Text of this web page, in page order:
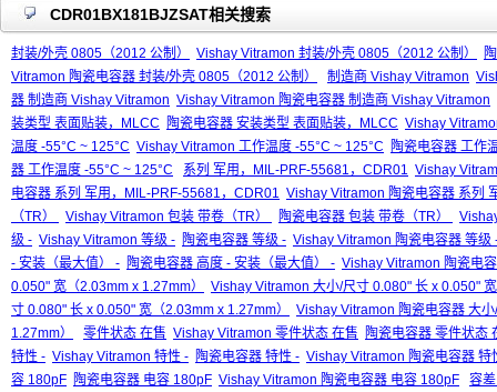
CDR01BX181BJZSAT相关搜索
封装/外壳 0805（2012 公制） Vishay Vitramon 封装/外壳 0805（2012 公制）
Vitramon 陶瓷电容器 封装/外壳 0805（2012 公制）
制造商 Vishay Vitramon
器 制造商 Vishay Vitramon Vishay Vitramon 陶瓷电容器 制造商 Vishay Vitramon
装类型 表面贴装，MLCC
陶瓷电容器 安装类型 表面贴装，MLCC Vishay
温度 -55°C ~ 125°C Vishay Vitramon 工作温度 -55°C ~ 125°C
陶瓷电容器 工作
器 工作温度 -55°C ~ 125°C
系列 军用，MIL-PRF-55681，CDR01 Vishay
电容器 系列 军用，MIL-PRF-55681，CDR01 Vishay Vitramon 陶瓷电容器 系列
（TR）
Vishay Vitramon 包装 带卷（TR） 陶瓷电容器 包装 带卷（TR）
级 - Vishay Vitramon 等级 - 陶瓷电容器 等级 - Vishay Vitramon 陶瓷电容器 等级
- 安装（最大值） - 陶瓷电容器 高度 - 安装（最大值） - Vishay Vitramon 陶瓷电
0.050" 宽（2.03mm x 1.27mm）
Vishay Vitramon 大小/尺寸 0.080" 长 x 0.050"
寸 0.080" 长 x 0.050" 宽（2.03mm x 1.27mm）
Vishay Vitramon 陶瓷电容器 大
1.27mm）
零件状态 在售 Vishay Vitramon 零件状态 在售
陶瓷电容器 零件状态
特性 - Vishay Vitramon 特性 - 陶瓷电容器 特性 - Vishay Vitramon 陶瓷电容器 特
容 180pF 陶瓷电容器 电容 180pF Vishay Vitramon 陶瓷电容器 电容 180pF
容